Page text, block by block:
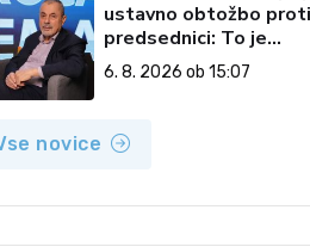
ustavno obtožbo proti
predsednici: To je
popolnoma neresnična
informacija
6. 8. 2026 ob 15:07
novice